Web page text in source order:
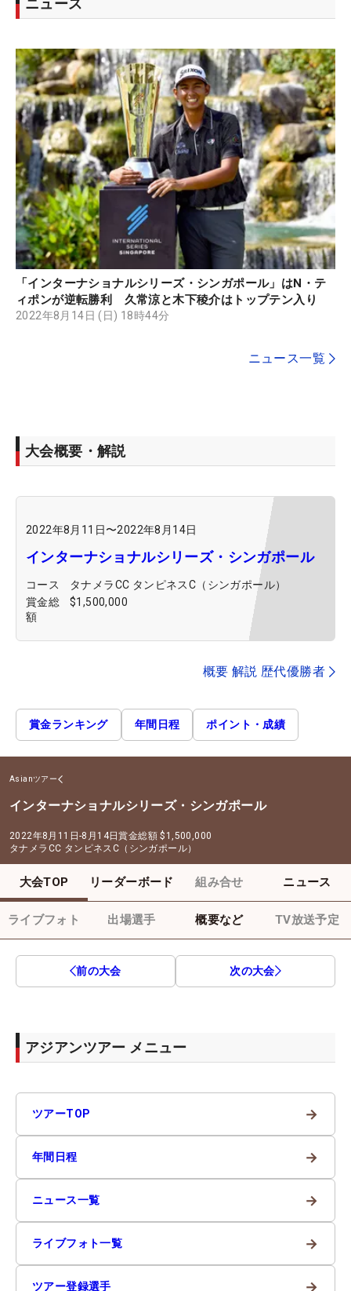
ニュース
「インターナショナルシリーズ・シンガポール」はN・テ
ィポンが逆転勝利 久常涼と木下稜介はトップテン入り
2022年8月14日 (日) 18時44分
ニュース一覧
大会概要・解説
2022年8月11日〜2022年8月14日
インターナショナルシリーズ・シンガポール
コース
タナメラCC タンピネスC（シンガポール）
賞金総
額
$1,500,000
概要 解説 歴代優勝者
賞金ランキング 年間日程 ポイント・成績
Asianツアー
インターナショナルシリーズ・シンガポール
2022年8月11日-8月14日賞金総額 $1,500,000
タナメラCC タンピネスC（シンガポール）
大会TOP リーダーボード 組み合せ ニュース
ライブフォト 出場選手 概要など TV放送予定
前の大会 次の大会
アジアンツアー メニュー
ツアーTOP →
年間日程 →
ニュース一覧 →
ライブフォト一覧 →
ツアー登録選手 →